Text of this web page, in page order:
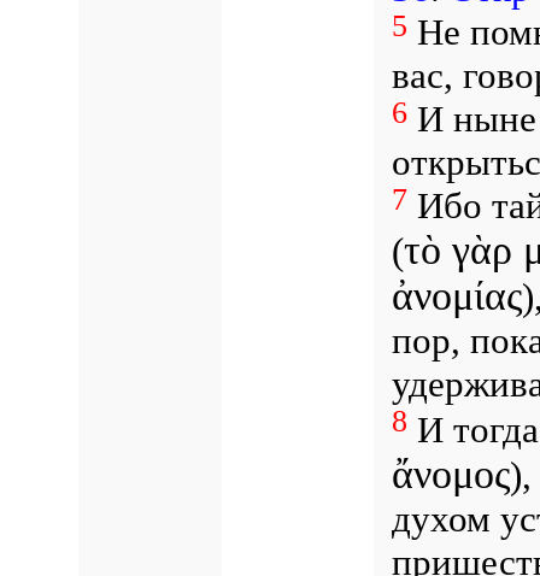
5 Не
вас,
6И ныне
7Ибо
(τὸ γὰρ
ἀνομίας
пор,
8 И
ἄνομος),
духом